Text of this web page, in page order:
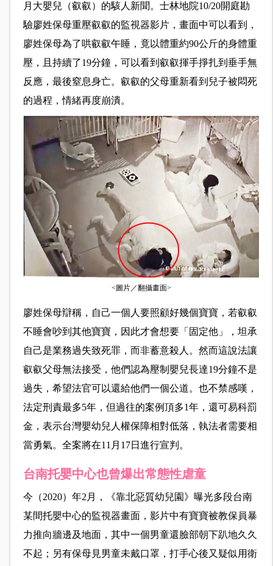
月大嬰兒（叡叡）的駭人新聞。士林地院10/20開庭勘
驗廖姓保母重壓叡叡的監視器影片，畫面中可以看到，
廖姓保母為了哄叡叡午睡，竟以體重約90公斤的身體重
壓，且持續了19分鐘，可以看到叡叡揮手掙扎到垂手無
反應，最後窒息身亡。叡叡的父母重新看到兒子被悶死
的過程，情緒再度崩潰。
<圖片／翻攝畫面>
廖姓保母辯稱，自己一個人要照顧好幾個寶寶，若叡叡
不睡會吵到其他寶寶，因此才會想要「固定他」，坦承
自己是業務過失致死罪，而非蓄意殺人。然而這說法讓
叡叡父母無法接受，他們認為壓制嬰兒長達19分鐘不是
過失，希望法官可以還給他們一個公道。也不禁感嘆，
法定刑責最多5年，但過往的案例頂多1年，還可易科罰
金，表示台灣嬰幼兒人權保障相對低落，執法者需要相
當勇氣。全案將在11月17日進行宣判。
台南托嬰中心也曾爆出常態性虐童
今（2020）年2月，《靠北惡質幼兒園》曝光多段台南
某間托嬰中心的監視器畫面，影片中有寶寶被教保員暴
力推向牆邊及地面，其中一個男童還臉部朝下趴地久久
不起；另有保母見男童未戴口罩，打手心後又疑似用衛